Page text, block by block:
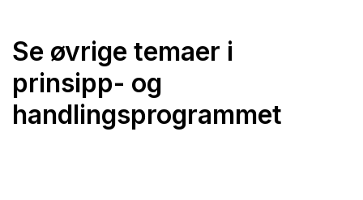
Se øvrige temaer i
prinsipp- og
handlingsprogrammet